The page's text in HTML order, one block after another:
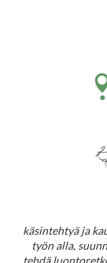
käsintehtyä ja
työn alla,
tehdä